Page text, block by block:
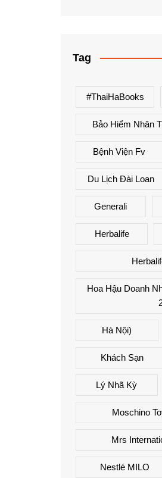
Tag
#ThaiHaBooks
Bảo Hiểm Nhân
Bệnh Viện Fv
Du Lịch Đài Loan
Generali
Herbalife
Hoa Hậu Doanh
Hà Nội)
Khách Sạn
Lý Nhã Kỳ
Moschino
Mrs
Nestlé MILO